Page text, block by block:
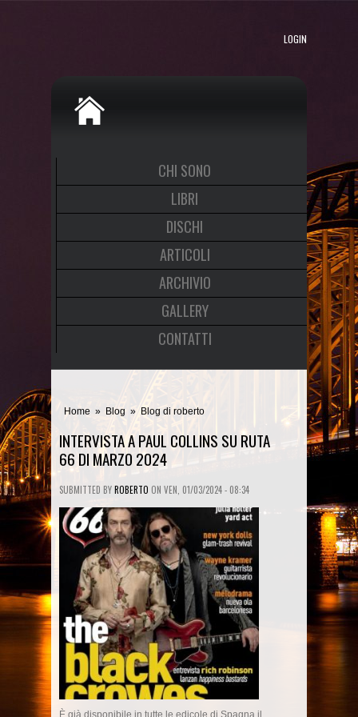
LOGIN
CHI SONO
LIBRI
DISCHI
ARTICOLI
ARCHIVIO
GALLERY
CONTATTI
Home » Blog » Blog di roberto
INTERVISTA A PAUL COLLINS SU RUTA
66 DI MARZO 2024
SUBMITTED BYROBERTO ON VEN, 01/03/2024 - 08:34
È già disponibile in tutte le edicole di Spagna il